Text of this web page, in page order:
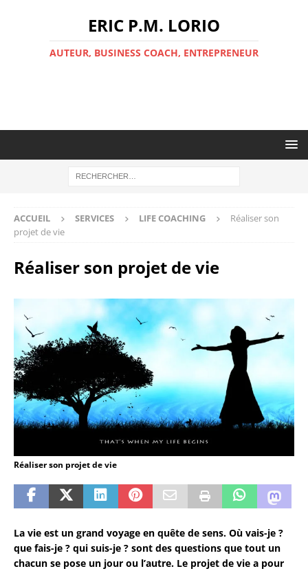
ERIC P.M. LORIO
AUTEUR, BUSINESS COACH, ENTREPRENEUR
ACCUEIL SERVICES LIFE COACHING
Réaliser son
projet de vie
Réaliser son projet de vie
Réaliser son projet de vie
La vie est un grand voyage en quête de sens. Où vais-je ?
que fais-je ? qui suis-je ? sont des questions que tout un
chacun se pose un jour ou l’autre. Le projet de vie a pour